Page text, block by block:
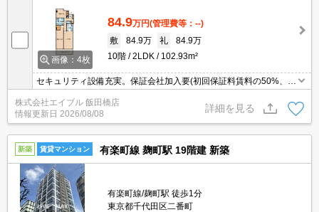
画像：4枚
84.9万円(管理費等：--)
敷
84.9万 礼
84.9万
10階
2LDK 102.93m²
セキュリティ設備充実。保証会社加入要(初回保証料賃料の50%、月
次保証料1.3%)。全室エアコン付き。ウォークインクローゼット付
き。床暖房。追い焚き付き。浴室乾燥機付。
株式会社エイブル 飯田橋店
情報更新日 2026/08/08
詳細を見る
新築 賃貸マンション 有楽町線 麹町駅 19階建 新築
有楽町線/麹町駅 徒歩1分
東京都千代田区二番町